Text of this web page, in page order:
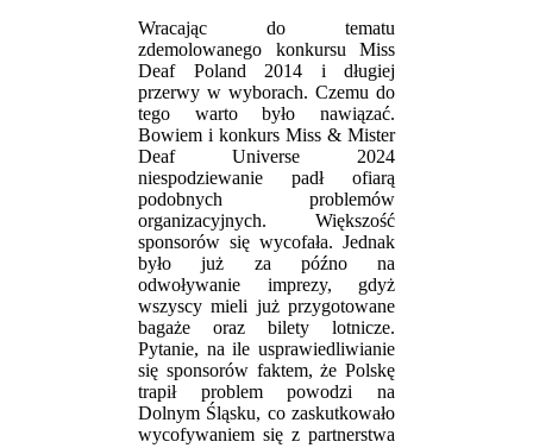
Wracając do tematu
zdemolowanego konkursu Miss
Deaf Poland 2014 i długiej
przerwy w wyborach. Czemu do
tego warto było nawiązać.
Bowiem i konkurs Miss & Mister
Deaf Universe 2024
niespodziewanie padł ofiarą
podobnych problemów
organizacyjnych. Większość
sponsorów się wycofała. Jednak
było już za późno na
odwoływanie imprezy, gdyż
wszyscy mieli już przygotowane
bagaże oraz bilety lotnicze.
Pytanie, na ile usprawiedliwianie
się sponsorów faktem, że Polskę
trapił problem powodzi na
Dolnym Śląsku, co zaskutkowało
wycofywaniem się z partnerstwa